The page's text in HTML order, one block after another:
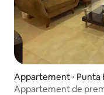
Appartement ⋅ Punta
Appartement de